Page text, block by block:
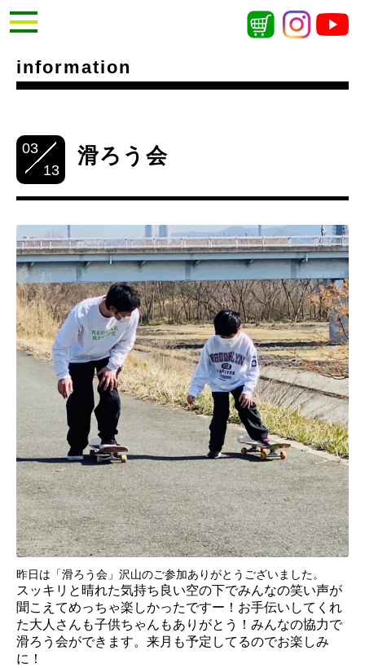
information
03
13
滑ろう会
昨日は「滑ろう会」沢山のご参加ありがとうございました。
スッキリと晴れた気持ち良い空の下でみんなの笑い声が
聞こえてめっちゃ楽しかったですー！お手伝いしてくれ
た大人さんも子供ちゃんもありがとう！みんなの協力で
滑ろう会ができます。来月も予定してるのでお楽しみ
に！